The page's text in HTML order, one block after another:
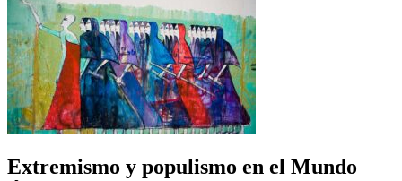
Extremismo y populismo en el Mundo